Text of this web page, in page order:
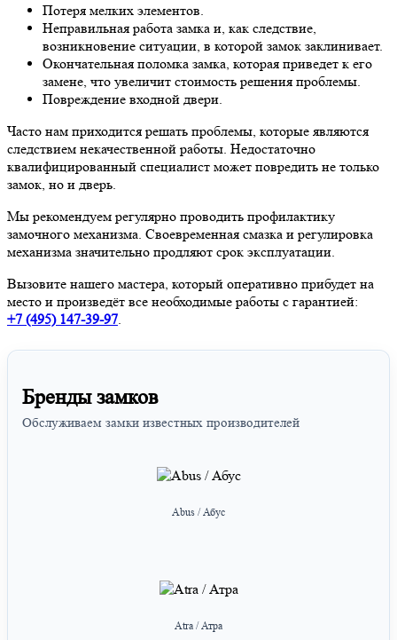
Потеря мелких элементов.
Неправильная работа замка и, как следствие,
возникновение ситуации, в которой замок заклинивает.
Окончательная поломка замка, которая приведет к его
замене, что увеличит стоимость решения проблемы.
Повреждение входной двери.
Часто нам приходится решать проблемы, которые являются
следствием некачественной работы. Недостаточно
квалифицированный специалист может повредить не только
замок, но и дверь.
Мы рекомендуем регулярно проводить профилактику
замочного механизма. Своевременная смазка и регулировка
механизма значительно продляют срок эксплуатации.
Вызовите нашего мастера, который оперативно прибудет на
место и произведёт все необходимые работы с гарантией:
+7 (495)147-39-97.
Бренды замков
Обслуживаем замки известных производителей
Abus / Абус
Atra / Атра